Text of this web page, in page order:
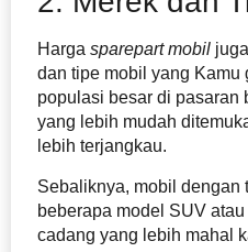
Harga sparepart mobil
dan tipe mobil yang Kamu
populasi besar di pasaran
yang lebih mudah
lebih terjangkau.
Sebaliknya, mobil dengan
beberapa model SUV
cadang yang lebih mahal